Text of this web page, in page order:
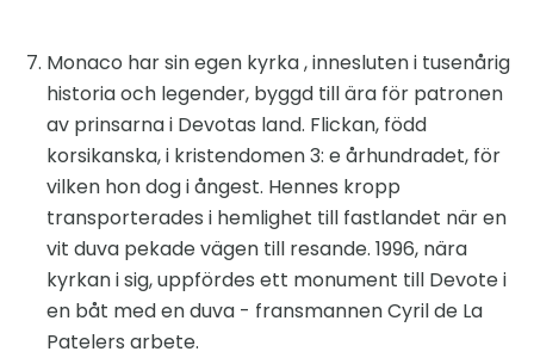
Monaco har sin egen kyrka , innesluten i tusenårig
historia och legender, byggd till ära för patronen
av prinsarna i Devotas land. Flickan, född
korsikanska, i kristendomen 3: e århundradet, för
vilken hon dog i ångest. Hennes kropp
transporterades i hemlighet till fastlandet när en
vit duva pekade vägen till resande. 1996, nära
kyrkan i sig, uppfördes ett monument till Devote i
en båt med en duva - fransmannen Cyril de La
Patelers arbete.